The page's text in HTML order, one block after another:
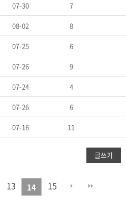
07-30 7
08-02 8
07-25 6
07-26 9
07-24 4
07-26 6
07-16 11
글쓰기
13 14 15